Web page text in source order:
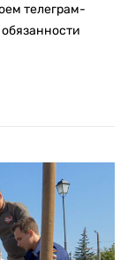
телеграм-